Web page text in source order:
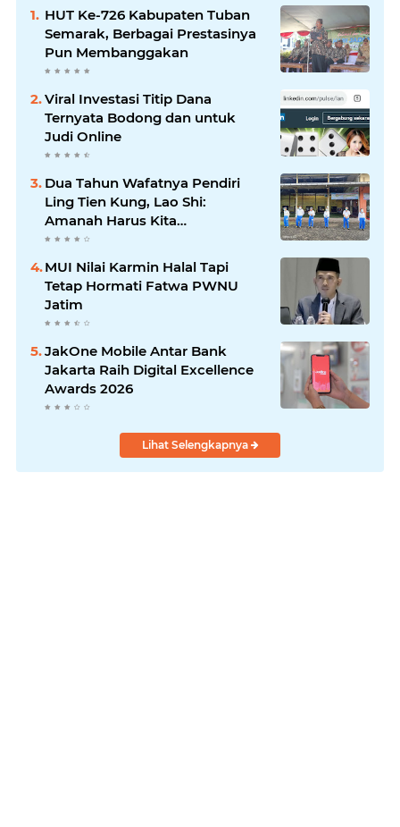
HUT Ke-726 Kabupaten Tuban
Semarak, Berbagai Prestasinya
Pun Membanggakan
Viral Investasi Titip Dana
Ternyata Bodong dan untuk
Judi Online
Dua Tahun Wafatnya Pendiri
Ling Tien Kung, Lao Shi:
Amanah Harus Kita
Laksanakan!
MUI Nilai Karmin Halal Tapi
Tetap Hormati Fatwa PWNU
Jatim
JakOne Mobile Antar Bank
Jakarta Raih Digital Excellence
Awards 2026
Lihat Selengkapnya